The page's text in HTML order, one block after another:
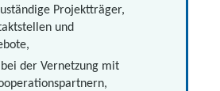
Projektträger,
und
der Vernetzung mit